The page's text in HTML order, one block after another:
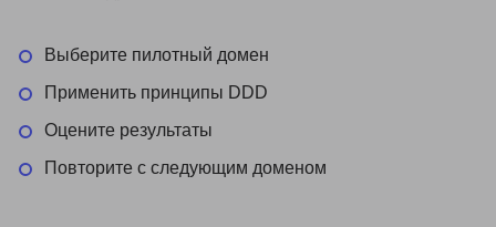
Выберите пилотный домен
Применить принципы DDD
Оцените результаты
Повторите с следующим доменом